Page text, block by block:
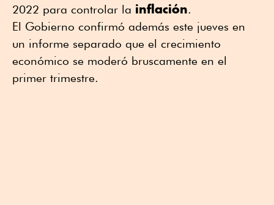
2022 para controlar la inflación.
El Gobierno confirmó además este jueves en
un informe separado que el crecimiento
económico se moderó bruscamente en el
primer trimestre.